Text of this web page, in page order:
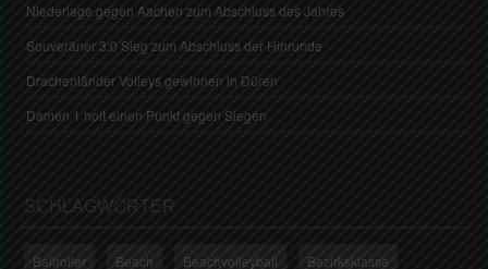
Niederlage gegen Aachen zum Abschluss des Jahres
Souveräner 3:0 Sieg zum Abschluss der Hinrunde
Drachenländer Volleys gewinnen in Düren
Damen 1 holt einen Punkt gegen Siegen
SCHLAGWÖRTER
Ballroller Beach Beachvolleyball Bezirksklasse